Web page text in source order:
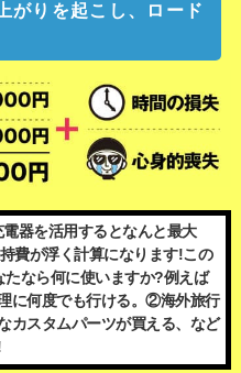
がりを起こし、ロード
器を活用するとなんと最大
費が浮く計算になります!この
たなら何に使いますか?例えば
に何度でも行ける。②海外旅行
カスタムパーツが買える、など